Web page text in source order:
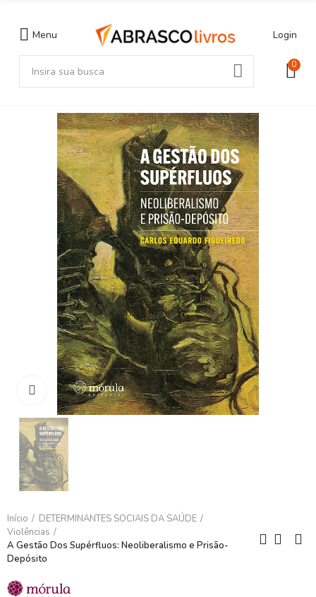
Menu Login
0
Clique para ampliar
Início
DETERMINANTES SOCIAIS DA SAÚDE
Violências
A Gestão Dos Supérfluos: Neoliberalismo e Prisão-
Depósito